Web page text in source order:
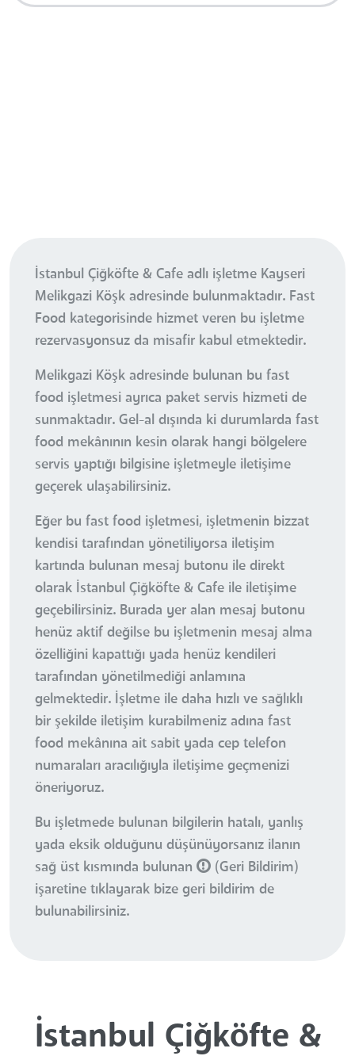
İstanbul Çiğköfte & Cafe adlı işletme Kayseri
Melikgazi Köşk adresinde bulunmaktadır. Fast
Food kategorisinde hizmet veren bu işletme
rezervasyonsuz da misafir kabul etmektedir.
Melikgazi Köşk adresinde bulunan bu fast
food işletmesi ayrıca paket servis hizmeti de
sunmaktadır. Gel-al dışında ki durumlarda fast
food mekânının kesin olarak hangi bölgelere
servis yaptığı bilgisine işletmeyle iletişime
geçerek ulaşabilirsiniz.
Eğer bu fast food işletmesi, işletmenin bizzat
kendisi tarafından yönetiliyorsa iletişim
kartında bulunan mesaj butonu ile direkt
olarak İstanbul Çiğköfte & Cafe ile iletişime
geçebilirsiniz. Burada yer alan mesaj butonu
henüz aktif değilse bu işletmenin mesaj alma
özelliğini kapattığı yada henüz kendileri
tarafından yönetilmediği anlamına
gelmektedir. İşletme ile daha hızlı ve sağlıklı
bir şekilde iletişim kurabilmeniz adına fast
food mekânına ait sabit yada cep telefon
numaraları aracılığıyla iletişime geçmenizi
öneriyoruz.
Bu işletmede bulunan bilgilerin hatalı, yanlış
yada eksik olduğunu düşünüyorsanız ilanın
sağ üst kısmında bulunan
(Geri Bildirim)
işaretine tıklayarak bize geri bildirim de
bulunabilirsiniz.
İstanbul Çiğköfte &